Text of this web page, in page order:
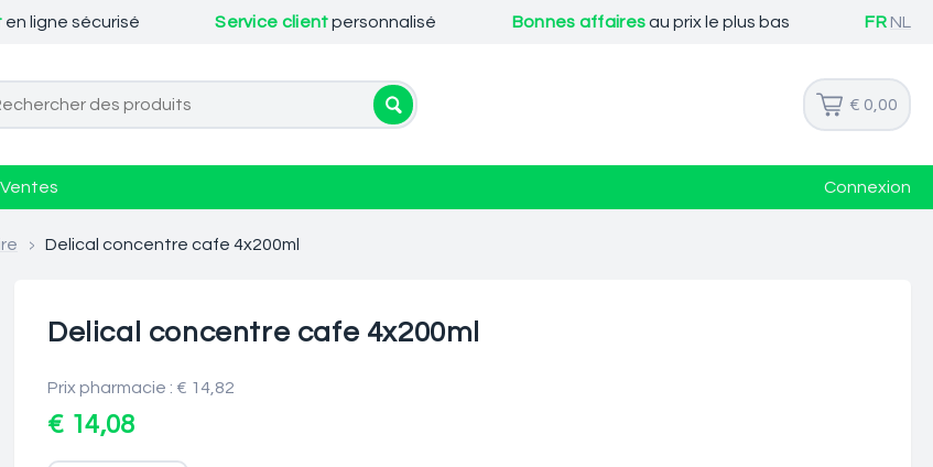
en ligne sécurisé Service clientpersonnalisé Bonnes affairesau prix le plus bas FR NL
€ 0,00
Ventes Connexion
> Delical concentre cafe 4x200ml
Delical concentre cafe 4x200ml
Prix pharmacie : € 14,82
€ 14,08